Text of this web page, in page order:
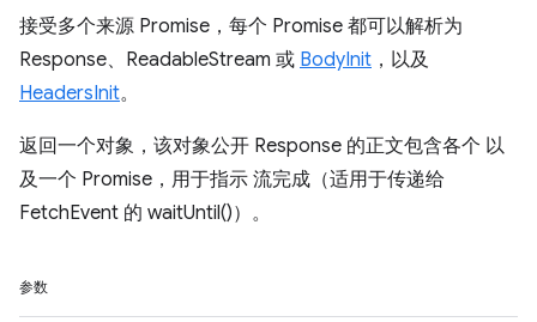
接受多个来源 Promise，每个 Promise 都可以解析为
Response、ReadableStream 或 BodyInit ，以及
HeadersInit。
返回一个对象，该对象公开 Response 的正文包含各个 以
及一个 Promise，用于指示 流完成（适用于传递给
FetchEvent 的 waitUntil()）。
参数